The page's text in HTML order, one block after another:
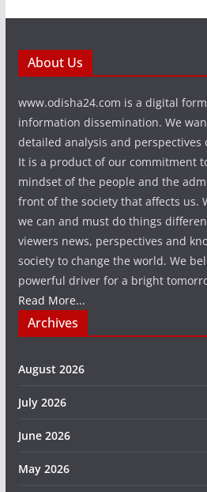
About Us
www.odisha24.com is a digital
information dissemination. We
detailed analysis and
It is a product of our commitment
mindset of the people and the
front of the society that affects us.
we can and must do things
viewers news, perspectives and
society to change the world. We
powerful driver for a bright
Read More...
Archives
August 2026
July 2026
June 2026
May 2026